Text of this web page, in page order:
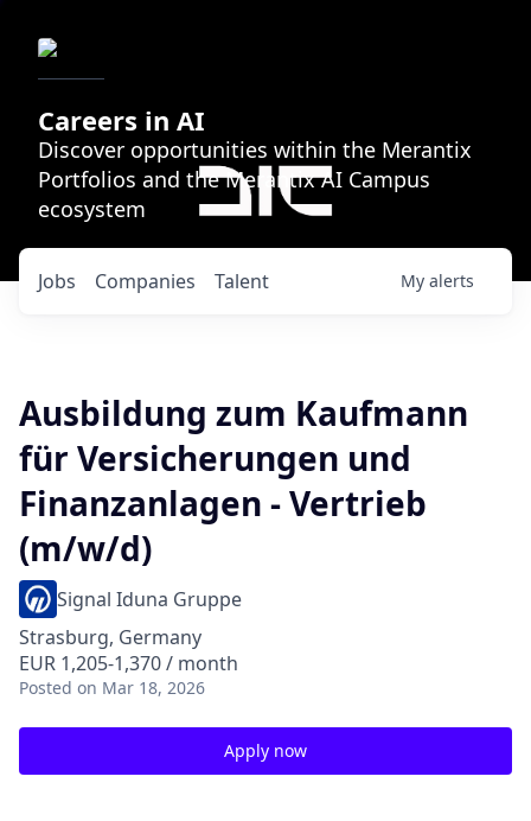
Careers in AI
Discover opportunities within the Merantix
Portfolios and the Merantix AI Campus
ecosystem
Jobs Companies Talent My alerts
Ausbildung zum Kaufmann
für Versicherungen und
Finanzanlagen - Vertrieb
(m/w/d)
Signal Iduna Gruppe
Strasburg, Germany
EUR 1,205-1,370 / month
Posted on Mar 18, 2026
Apply now